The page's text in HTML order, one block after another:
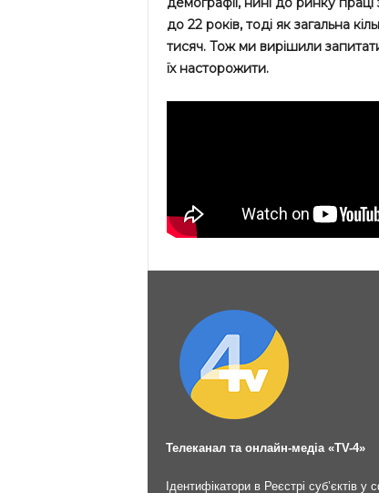
до 22 років, тоді як загальна
тисяч. Тож ми вирішили
їх насторожити.
Телеканал та онлайн-медіа «TV-4»
Ідентифікатори в Реєстрі суб’єктів у